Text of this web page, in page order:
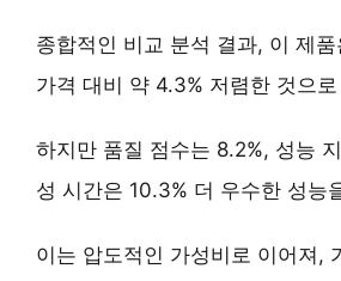
종합적인 비교 분석 결과, 이 제
가격 대비 약 4.3% 저렴한 것으
하지만 품질 점수는 8.2%, 성능
성 시간은 10.3% 더 우수한 성능
이는 압도적인 가성비 로 이어져,